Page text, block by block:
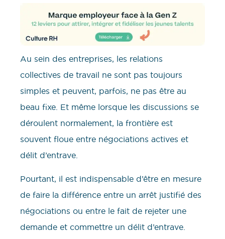
Au sein des entreprises, les relations
collectives de travail ne sont pas toujours
simples et peuvent, parfois, ne pas être au
beau fixe. Et même lorsque les discussions se
déroulent normalement, la frontière est
souvent floue entre négociations actives et
délit d’entrave.
Pourtant, il est indispensable d’être en mesure
de faire la différence entre un arrêt justifié des
négociations ou entre le fait de rejeter une
demande et commettre un délit d’entrave.